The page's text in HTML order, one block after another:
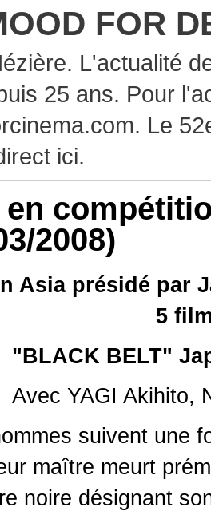
FOR
L'actualité
25 ans. Pour
Le
ici.
2008)
Asia présidé par
5
"BLACK BELT"
Avec YAGI Akihito,
suivent une
maître meurt
noire désignant